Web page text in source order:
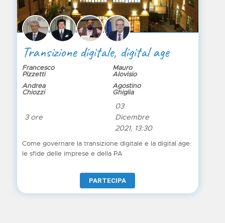
Transizione digitale, digital age
Francesco
Pizzetti
Mauro
Alovisio
Andrea
Chiozzi
Agostino
Ghiglia
3 ore
03
Dicembre
2021, 13:30
Come governare la transizione digitale e la digital age:
le sfide delle imprese e della PA
PARTECIPA